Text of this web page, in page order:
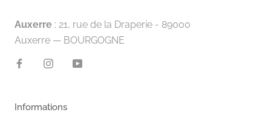
Auxerre : 21, rue de la Draperie - 89000
Auxerre — BOURGOGNE
Informations